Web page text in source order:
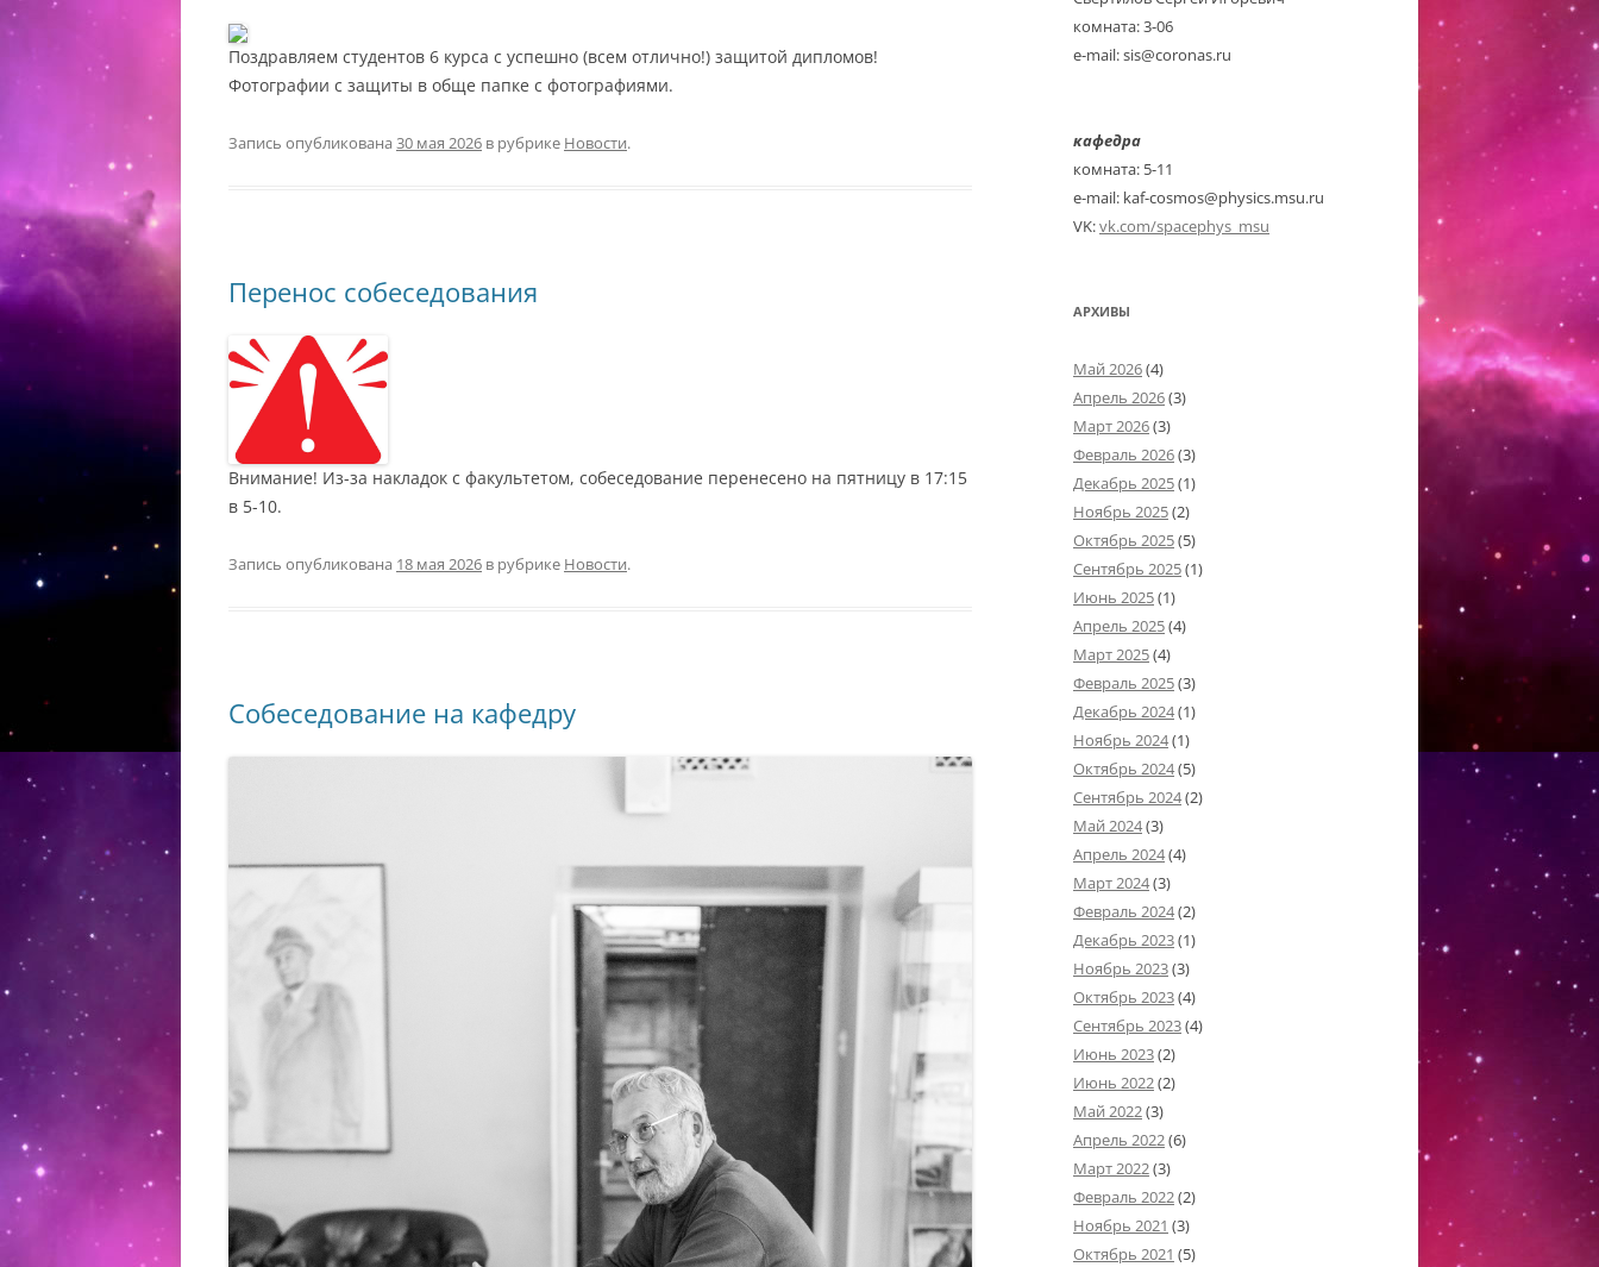
4 КУРС, VIII СЕМЕСТР,
Поздравляем студентов 6 курса с успешно (всем отлично!) защитой дипломов!
Фотографии с защиты в обще папке с фотографиями.
Запись опубликована 30 мая 2026 в рубрике Новости.
Перенос собеседования
Внимание! Из-за накладок с факультетом, собеседование перенесено на пятницу в 17:15
в 5-10.
Запись опубликована 18 мая 2026 в рубрике Новости.
Собеседование на кафедру
комната: 3-06
e-mail: sis@coronas.ru
кафедра
комната: 5-11
e-mail: kaf-cosmos@physics.msu.ru
VK:vk.com/spacephys_msu
АРХИВЫ
Май 2026(4)
Апрель 2026(3)
Март 2026(3)
Февраль 2026(3)
Декабрь 2025(1)
Ноябрь 2025(2)
Октябрь 2025(5)
Сентябрь 2025(1)
Июнь 2025(1)
Апрель 2025(4)
Март 2025(4)
Февраль 2025(3)
Декабрь 2024(1)
Ноябрь 2024(1)
Октябрь 2024(5)
Сентябрь 2024(2)
Май 2024(3)
Апрель 2024(4)
Март 2024(3)
Февраль 2024(2)
Декабрь 2023(1)
Ноябрь 2023(3)
Октябрь 2023(4)
Сентябрь 2023(4)
Июнь 2023(2)
Июнь 2022(2)
Май 2022(3)
Апрель 2022(6)
Март 2022(3)
Февраль 2022(2)
Ноябрь 2021 (3)
Октябрь 2021 (5)